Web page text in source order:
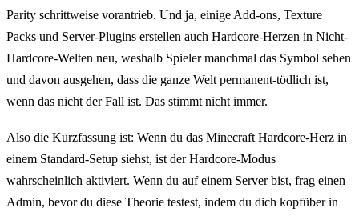
Parity schrittweise vorantrieb. Und ja, einige Add-ons, Texture
Packs und Server-Plugins erstellen auch Hardcore-Herzen in Nicht-
Hardcore-Welten neu, weshalb Spieler manchmal das Symbol sehen
und davon ausgehen, dass die ganze Welt permanent-tödlich ist,
wenn das nicht der Fall ist. Das stimmt nicht immer.
Also die Kurzfassung ist: Wenn du das Minecraft Hardcore-Herz in
einem Standard-Setup siehst, ist der Hardcore-Modus
wahrscheinlich aktiviert. Wenn du auf einem Server bist, frag einen
Admin, bevor du diese Theorie testest, indem du dich kopfüber in